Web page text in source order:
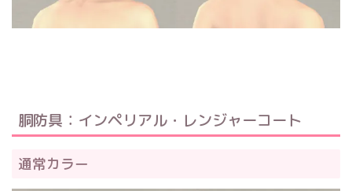
胴防具：インペリアル・レンジャーコート
通常カラー